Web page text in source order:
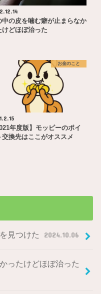
中の皮を噛む癖が止まらなか
けどほぼ治った
お金のこと
年度版】モッピーのポイ
交換先はここがオススメ
見つけた 2024.10.06
ったけどほぼ治った